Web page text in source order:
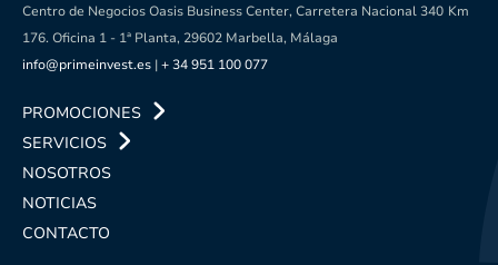
Centro de Negocios Oasis Business Center, Carretera Nacional 340 Km
176. Oficina 1 - 1ª Planta, 29602 Marbella, Málaga
info@primeinvest.es |+ 34 951 100 077
PROMOCIONES
SERVICIOS
NOSOTROS
NOTICIAS
CONTACTO